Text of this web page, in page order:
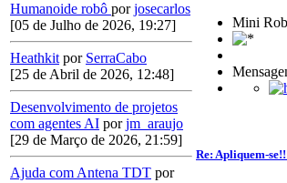
Humanoide robô porjosecarlos
[05 de Julho de 2026, 19:27]
Heathkit por SerraCabo
[25 de Abril de 2026, 12:48]
Desenvolvimento de projetos
com agentes AI porjm_araujo
[29 de Março de 2026, 21:59]
Ajuda com Antena TDT por
Mini
Re: Apliquem-